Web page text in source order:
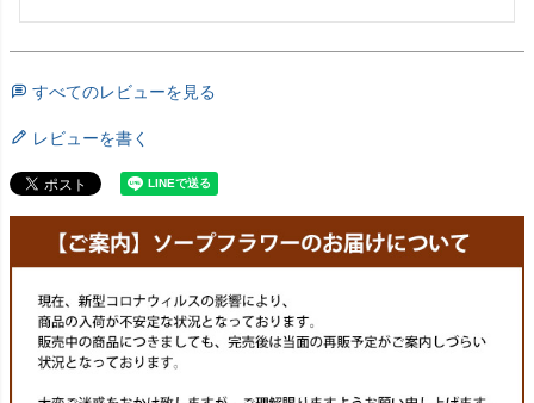
すべてのレビューを見る
レビューを書く